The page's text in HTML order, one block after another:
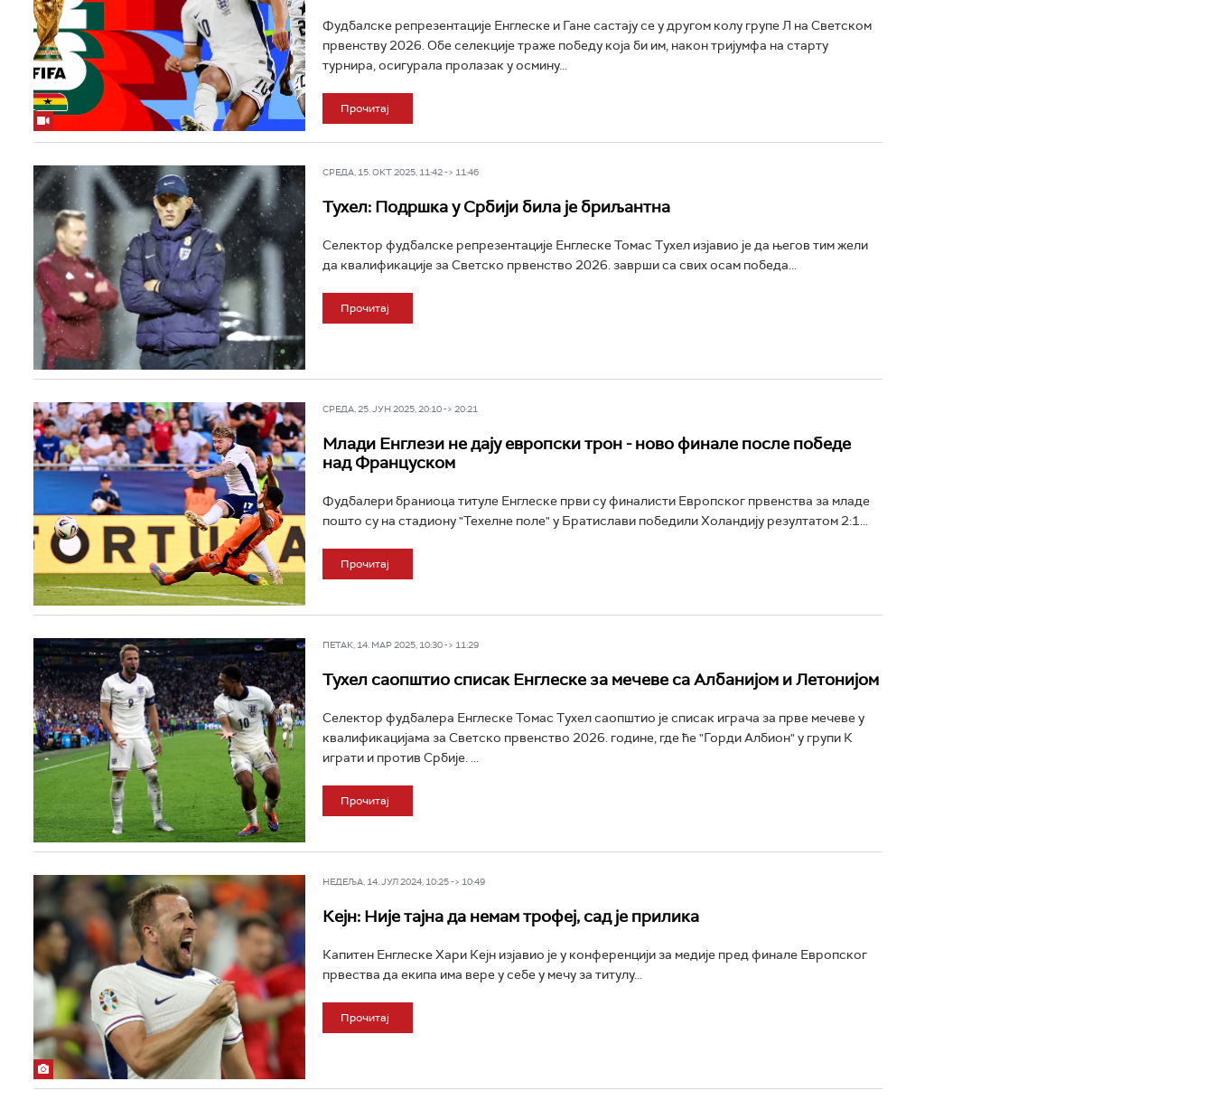
Фудбалске репрезентације Енглеске и Гане састају се у другом колу групе Л на Светском
првенству 2026. Обе селекције траже победу која би им, након тријумфа на старту
турнира, осигурала пролазак у осмину...
Прочитај
СРЕДА, 15. ОКТ 2025, 11:42 -> 11:46
Тухел: Подршка у Србији била је бриљантна
Селектор фудбалске репрезентације Енглеске Томас Тухел изјавио је да његов тим жели
да квалификације за Светско првенство 2026. заврши са свих осам победа...
Прочитај
СРЕДА, 25. ЈУН 2025, 20:10 -> 20:21
Млади Енглези не дају европски трон - ново финале после победе
над Француском
Фудбалери браниоца титуле Енглеске први су финалисти Европског првенства за младе
пошто су на стадиону "Техелне поле" у Братислави победили Холандију резултатом 2:1...
Прочитај
ПЕТАК, 14. МАР 2025, 10:30 -> 11:29
Тухел саопштио списак Енглеске за мечеве са Албанијом и Летонијом
Селектор фудбалера Енглеске Томас Тухел саопштио је списак играча за прве мечеве у
квалификацијама за Светско првенство 2026. године, где ће "Горди Албион" у групи К
играти и против Србије. ...
Прочитај
НЕДЕЉА, 14. ЈУЛ 2024, 10:25 -> 10:49
Кејн: Није тајна да немам трофеј, сад је прилика
Капитен Енглеске Хари Кејн изјавио је у конференцији за медије пред финале Европског
првества да екипа има вере у себе у мечу за титулу...
Прочитај